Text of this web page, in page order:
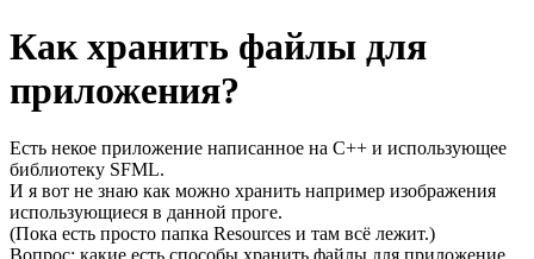
Как хранить файлы для
приложения?
Есть некое приложение написанное на C++ и использующее
библиотеку SFML.
И я вот не знаю как можно хранить например изображения
использующиеся в данной проге.
(Пока есть просто папка Resources и там всё лежит.)